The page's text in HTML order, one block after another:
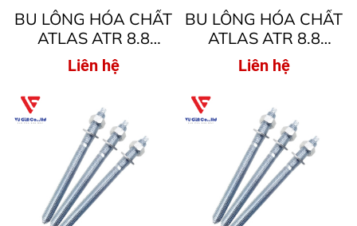
BU LÔNG HÓA CHẤT
ATLAS ATR 8.8
M20x260
Liên hệ
BU LÔNG HÓA CHẤT
ATLAS ATR 8.8
M18x220
Liên hệ